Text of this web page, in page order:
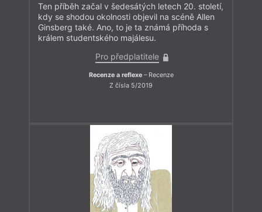
Ten příběh začal v šedesátých letech 20. století,
kdy se shodou okolnosti objevil na scéně Allen
Ginsberg také. Ano, to je ta známá příhoda s
králem studentského majálesu.
Pro předplatitele
Recenze a reflexe– Recenze
Z čísla 5/2019